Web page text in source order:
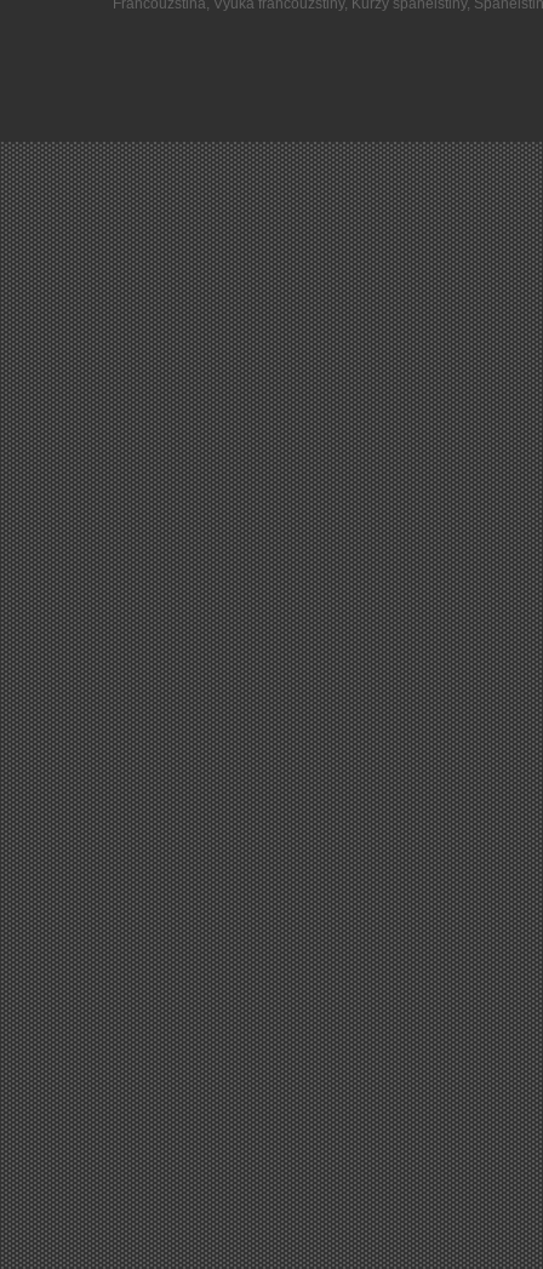
Francouzština,Výuka francouzštiny, Kurzy španělštiny,